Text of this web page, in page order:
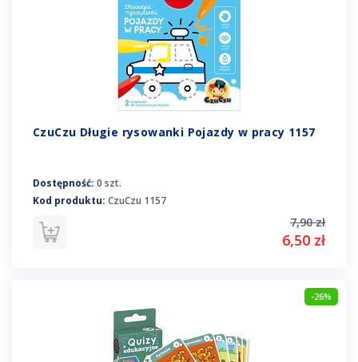
CzuCzu Długie rysowanki Pojazdy w pracy 1157
Dostępność: 0 szt.
Kod produktu: CzuCzu 1157
7,90 zł
6,50 zł
-26%